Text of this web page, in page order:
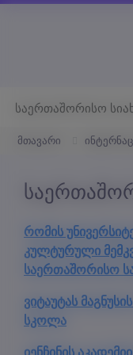
საერთაშორისო
მთავარი
რომის
კულტურული
საერთაშორისო
ვიტაუტას
სკოლა
იენჩინის